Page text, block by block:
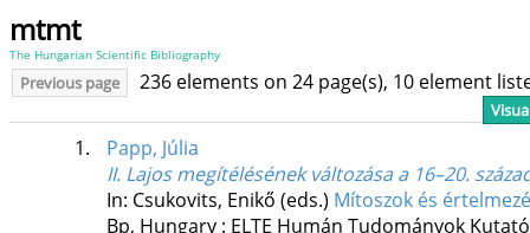
mtmt
The Hungarian Scientific Bibliography
Previous page 236 elements on 24 page(s), 10 element
1.
Papp, Júlia
II. Lajos megítélésének változása a 16–20.
In: Csukovits, Enikő (eds.) Mítoszok és
Bp, Hungary : ELTE Humán Tudományok